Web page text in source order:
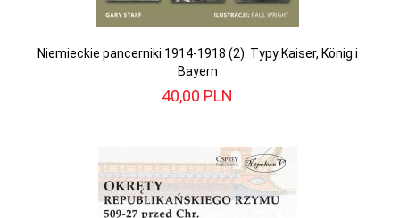
Niemieckie pancerniki 1914-1918 (2). Typy Kaiser, König i
Bayern
40,00 PLN